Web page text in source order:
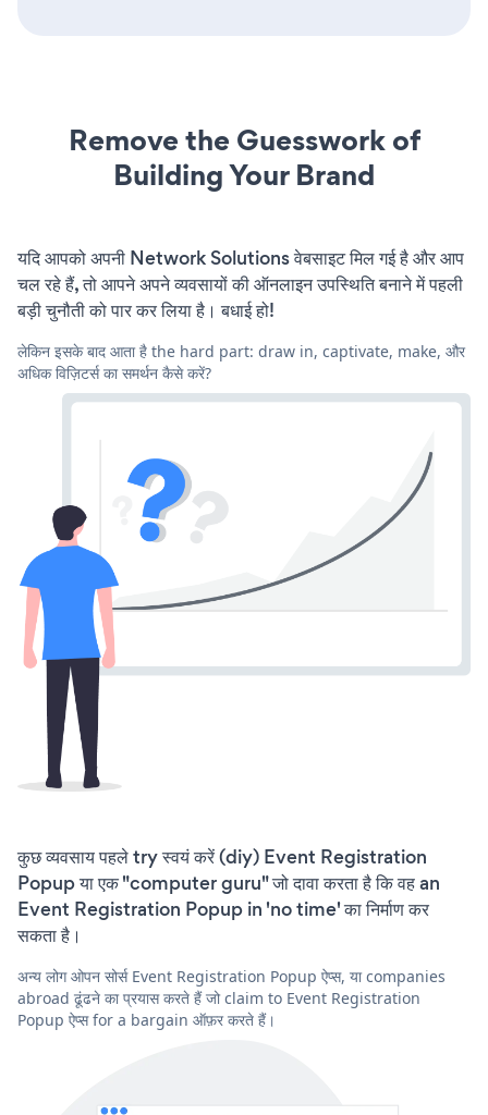
Remove the Guesswork of
Building Your Brand
यदि आपको अपनी Network Solutions वेबसाइट मिल गई है और आप
चल रहे हैं, तो आपने अपने व्यवसायों की ऑनलाइन उपस्थिति बनाने में पहली
बड़ी चुनौती को पार कर लिया है। बधाई हो!
लेकिन इसके बाद आता है the hard part: draw in, captivate, make, और
अधिक विज़िटर्स का समर्थन कैसे करें?
कुछ व्यवसाय पहले try स्वयं करें (diy) Event Registration
Popup या एक "computer guru" जो दावा करता है कि वह an
Event Registration Popup in 'no time' का निर्माण कर
सकता है।
अन्य लोग ओपन सोर्स Event Registration Popup ऐप्स, या companies
abroad ढूंढने का प्रयास करते हैं जो claim to Event Registration
Popup ऐप्स for a bargain ऑफ़र करते हैं।